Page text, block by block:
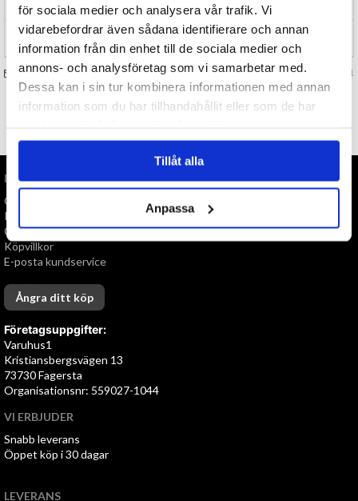
för sociala medier och analysera vår trafik. Vi
vidarebefordrar även sådana identifierare och annan
information från din enhet till de sociala medier och
annons- och analysföretag som vi samarbetar med.
Dessa kan i sin tur kombinera informationen med annan
information som du har tillhandahållit eller som de har
Tillåt alla
Anpassa
TIPSA
FRÅGA OSS OM VARAN Art. nr 131271
INFORMATION
Om oss
Personuppgiftspolicy
Cookies
Köpvillkor
E-posta kundservice
Ångra ditt köp
Företagsuppgifter:
Varuhus1
Kristiansbergsvägen 13
73730 Fagersta
Organisationsnr: 559027-1044
VI ERBJUDER
Snabb leverans
Öppet köp i 30 dagar
LEVERANS